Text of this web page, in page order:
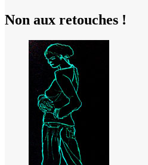
Non aux retouches !